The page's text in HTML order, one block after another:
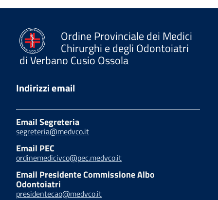
Ordine Provinciale dei Medici
Chirurghi e degli Odontoiatri
di Verbano Cusio Ossola
Indirizzi email
Email Segreteria
segreteria@medvco.it
Email PEC
ordinemedicivco@pec.medvco.it
Email Presidente Commissione Albo
Odontoiatri
presidentecao@medvco.it